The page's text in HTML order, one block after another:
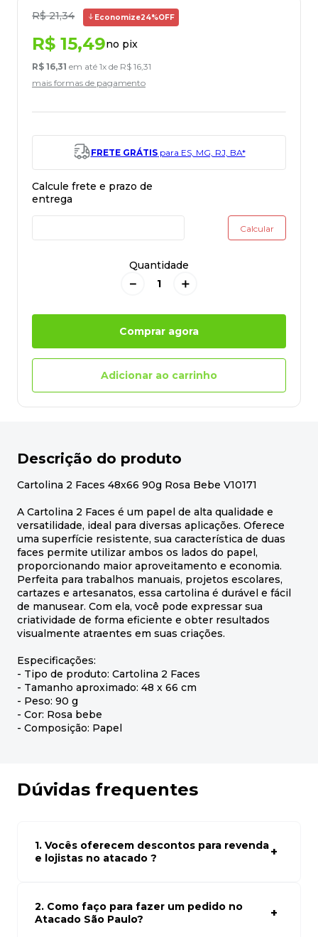
R$ 21,34 Economize24%OFF
R$ 15,49no pix
R$ 16,31 em até 1x de R$ 16,31
mais formas de pagamento
FRETE GRÁTISpara ES, MG, RJ, BA*
Quantidade
＋
－
Comprar agora
Adicionar ao carrinho
Descrição do produto
Cartolina 2 Faces 48x66 90g Rosa Bebe V10171
A Cartolina 2 Faces é um papel de alta qualidade e
versatilidade, ideal para diversas aplicações. Oferece
uma superfície resistente, sua característica de duas
faces permite utilizar ambos os lados do papel,
proporcionando maior aproveitamento e economia.
Perfeita para trabalhos manuais, projetos escolares,
cartazes e artesanatos, essa cartolina é durável e fácil
de manusear. Com ela, você pode expressar sua
criatividade de forma eficiente e obter resultados
visualmente atraentes em suas criações.
Especificações:
- Tipo de produto: Cartolina 2 Faces
- Tamanho aproximado: 48 x 66 cm
- Peso: 90 g
- Cor: Rosa bebe
- Composição: Papel
Dúvidas frequentes
1. Vocês oferecem descontos para revenda
e lojistas no atacado ?
atacado empresas e compre com os melhores preços
para seu modelo de negócio
2. Como faço para fazer um pedido no
Atacado São Paulo?